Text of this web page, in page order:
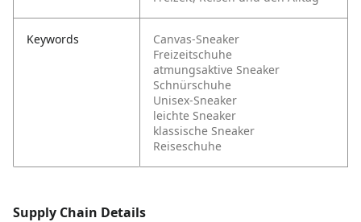
Keywords
Canvas-Sneaker
Freizeitschuhe
atmungsaktive Sneaker
Schnürschuhe
Unisex-Sneaker
leichte Sneaker
klassische Sneaker
Reiseschuhe
Supply Chain Details